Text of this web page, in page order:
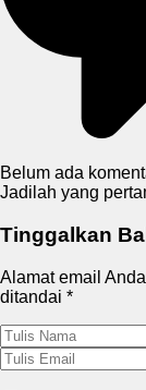
Belum ada
Jadilah yang
Tinggalkan
Alamat email
ditandai *